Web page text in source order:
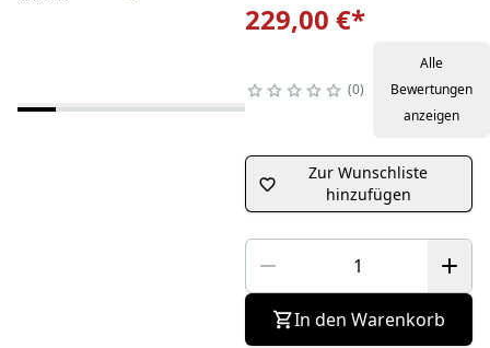
229,00 €*
0
Alle
Bewertungen
anzeigen
Zur Wunschliste
hinzufügen
In den Warenkorb